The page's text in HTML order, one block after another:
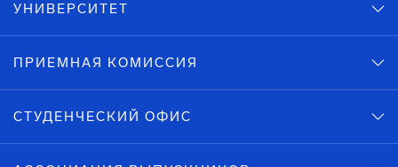
УНИВЕРСИТЕТ
ПРИЕМНАЯ КОМИССИЯ
СТУДЕНЧЕСКИЙ ОФИС